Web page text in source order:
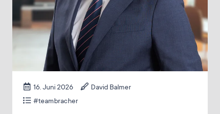
16. Juni 2026
David Balmer
#teambracher